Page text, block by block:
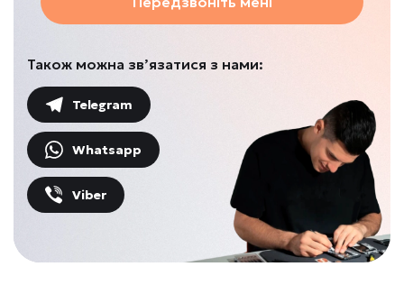
Також можна зв’язатися з нами:
Telegram
Whatsapp
Viber